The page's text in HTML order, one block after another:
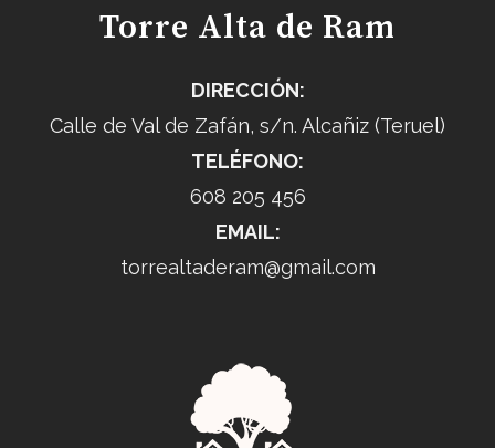
Torre Alta de Ram
DIRECCIÓN:
Calle de Val de Zafán, s/n. Alcañiz (Teruel)
TELÉFONO:
608 205 456
EMAIL:
torrealtaderam@gmail.com